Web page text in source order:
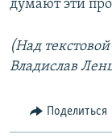
думают эти
(Над
Владислав
Поделиться